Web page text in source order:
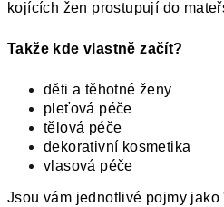
kojících žen prostupují do
Takže kde vlastně začít?
děti a těhotné ženy
pleťová péče
tělová péče
dekorativní kosmetika
vlasová péče
Jsou vám jednotlivé pojmy jako